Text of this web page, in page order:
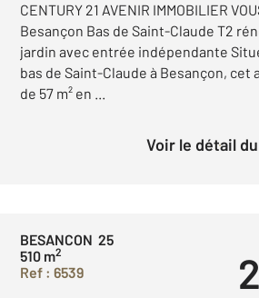
CENTURY 21 AVENIR IMMOBILIER
Besançon Bas de Saint-Claude T2
jardin avec entrée indépendante
bas de Saint-Claude à Besançon,
de 57 m² en ...
Voir le détail
BESANCON 25
510 m2
Ref : 6539